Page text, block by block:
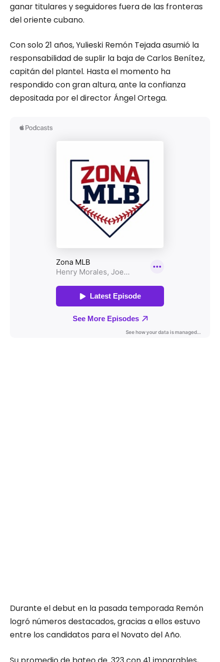
ganar titulares y seguidores fuera de las fronteras
del oriente cubano.
Con solo 21 años, Yulieski Remón Tejada asumió la
responsabilidad de suplir la baja de Carlos Benítez,
capitán del plantel. Hasta el momento ha
respondido con gran altura, ante la confianza
depositada por el director Ángel Ortega.
Durante el debut en la pasada temporada Remón
logró números destacados, gracias a ellos estuvo
entre los candidatos para el Novato del Año.